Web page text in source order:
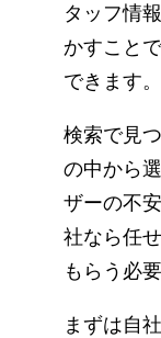
タッフ情
かすこと
できます。
検索で見
の中から
ザーの不
社なら任
もらう必
まずは自